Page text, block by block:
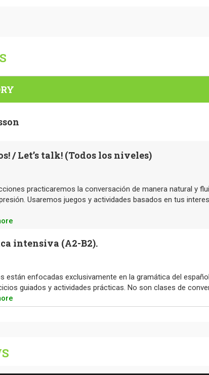
/ Let’s talk! (Todos los niveles)
practicaremos la conversación de manera natural y
Usaremos juegos y actividades basados en tus
intensiva (A2-B2).
están enfocadas exclusivamente en la gramática del
guiados y actividades prácticas. No son clases de